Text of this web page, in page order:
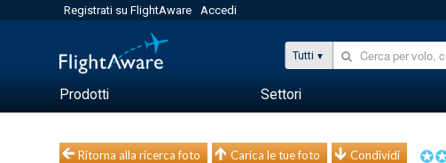
Registrati su FlightAware Accedi
Tutti
Prodotti Settori
Ritorna alla ricerca foto Carica le tue foto Condividi